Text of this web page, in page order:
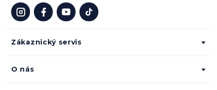
Zákaznický servis
O nás